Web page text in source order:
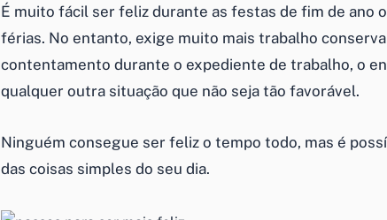
É muito fácil ser feliz durante as festas de fim de ano
férias. No entanto, exige muito mais trabalho
contentamento durante o expediente de trabalho, o
qualquer outra situação que não seja tão favorável.
Ninguém consegue ser feliz o tempo todo, mas é
das coisas simples do seu dia.